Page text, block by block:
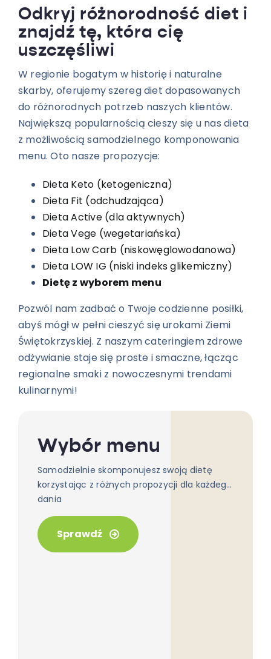
Odkryj różnorodność diet i
znajdź tę, która cię
uszczęśliwi
W regionie bogatym w historię i naturalne
skarby, oferujemy szereg diet dopasowanych
do różnorodnych potrzeb naszych klientów.
Największą popularnością cieszy się u nas dieta
z możliwością samodzielnego komponowania
menu. Oto nasze propozycje:
Dieta Keto (ketogeniczna)
Dieta Fit (odchudzająca)
Dieta Active (dla aktywnych)
Dieta Vege (wegetariańska)
Dieta Low Carb (niskowęglowodanowa)
Dieta LOW IG (niski indeks glikemiczny)
Dietę z wyborem menu
Pozwól nam zadbać o Twoje codzienne posiłki,
abyś mógł w pełni cieszyć się urokami Ziemi
Świętokrzyskiej. Z naszym cateringiem zdrowe
odżywianie staje się proste i smaczne, łącząc
regionalne smaki z nowoczesnymi trendami
kulinarnymi!
Wybór menu
Samodzielnie skomponujesz swoją dietę
korzystając z różnych propozycji dla każdego
dania
Sprawdź